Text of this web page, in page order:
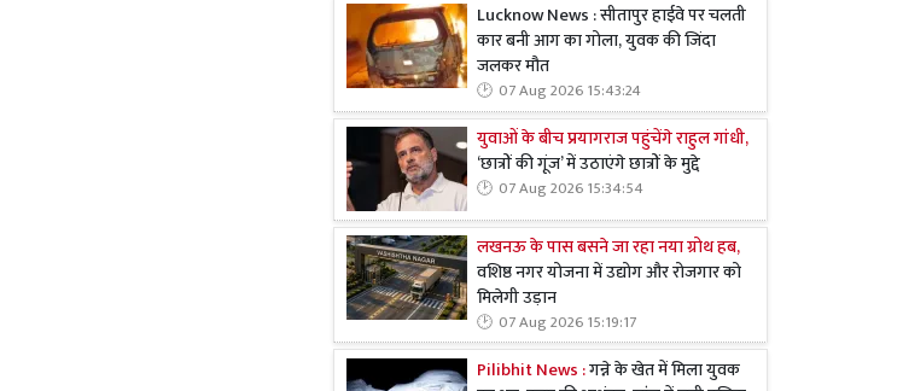
Lucknow News : सीतापुर हाईवे पर चलती
कार बनी आग का गोला, युवक की जिंदा
जलकर मौत
07 Aug 2026 15:43:24
युवाओं के बीच प्रयागराज पहुंचेंगे राहुल गांधी,
‘छात्रों की गूंज’ में उठाएंगे छात्रों के मुद्दे
07 Aug 2026 15:34:54
लखनऊ के पास बसने जा रहा नया ग्रोथ हब,
वशिष्ठ नगर योजना में उद्योग और रोजगार को
मिलेगी उड़ान
07 Aug 2026 15:19:17
Pilibhit News :गन्ने के खेत में मिला युवक